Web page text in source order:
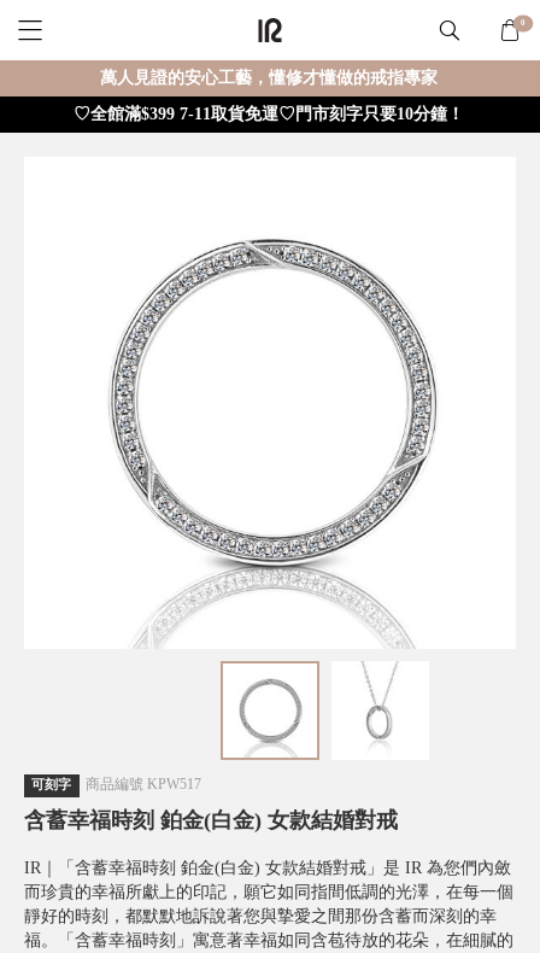
0
萬人見證的安心工藝，懂修才懂做的戒指專家
♡全館滿$399 7-11取貨免運♡門市刻字只要10分鐘！
可刻字 商品編號 KPW517
含蓄幸福時刻 鉑金(白金) 女款結婚對戒
IR｜「含蓄幸福時刻 鉑金(白金) 女款結婚對戒」是 IR 為您們內斂
而珍貴的幸福所獻上的印記，願它如同指間低調的光澤，在每一個
靜好的時刻，都默默地訴說著您與摯愛之間那份含蓄而深刻的幸
福。「含蓄幸福時刻」寓意著幸福如同含苞待放的花朵，在細膩的